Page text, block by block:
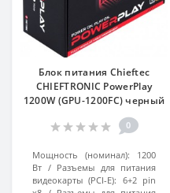
Блок питания Chieftec
CHIEFTRONIC PowerPlay
1200W (GPU-1200FC) черный
0
Мощность (номинал):
1200
Вт
Разъемы для питания
видеокарты (PCI-E): 6+2 pin